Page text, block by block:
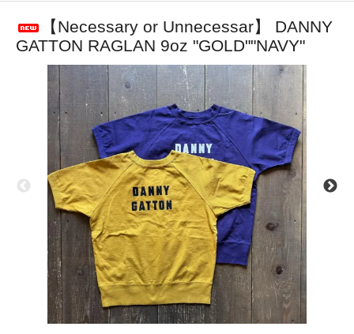
【Necessary or Unnecessar】 DANNY
GATTON RAGLAN 9oz "GOLD""NAVY"